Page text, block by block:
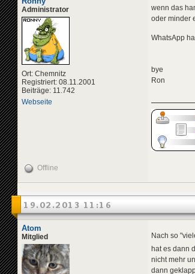
Administrator
Ort: Chemnitz
Registriert: 08.11.2001
Beiträge: 11.742
Webseite
wenn das
oder minder
WhatsApp
bye
Ron
Offline
19.02.2013 11:16
Atom
Mitglied
Nach so
hat es dann
nicht mehr
dann